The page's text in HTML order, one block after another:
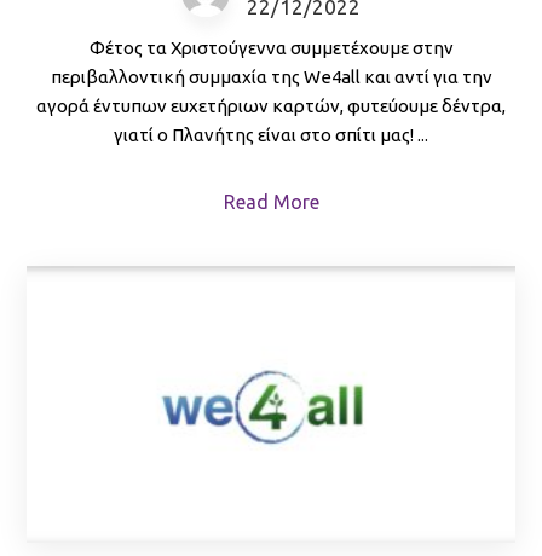
22/12/2022
Φέτος τα Χριστούγεννα συμμετέχουμε στην
περιβαλλοντική συμμαχία της We4all και αντί για την
αγορά έντυπων ευχετήριων καρτών, φυτεύουμε δέντρα,
γιατί ο Πλανήτης είναι στο σπίτι μας! ...
Read More